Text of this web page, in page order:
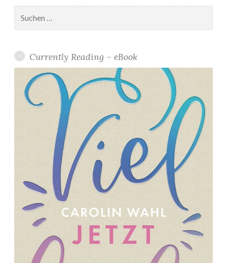
nach:
Currently Reading – eBook